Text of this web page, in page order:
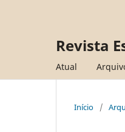
Revista
Atual
Início /